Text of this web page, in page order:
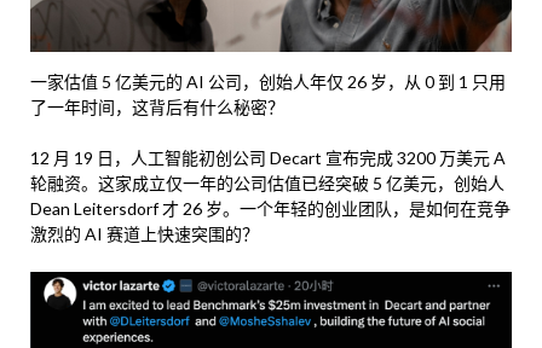
一家估值 5 亿美元的 AI 公司，创始人年仅 26 岁，从 0 到 1 只用
了一年时间，这背后有什么秘密？
12 月 19 日，人工智能初创公司 Decart 宣布完成 3200 万美元 A
轮融资。这家成立仅一年的公司估值已经突破 5 亿美元，创始人
Dean Leitersdorf 才 26 岁。一个年轻的创业团队，是如何在竞争
激烈的 AI 赛道上快速突围的？